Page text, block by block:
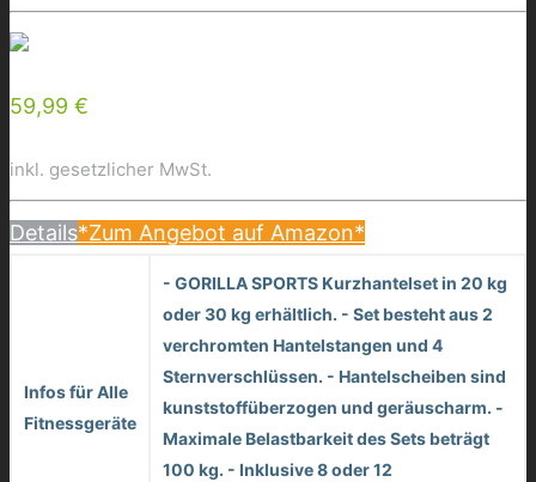
59,99 €
inkl. gesetzlicher MwSt.
Details*Zum Angebot auf Amazon*
Infos für Alle
Fitnessgeräte
- GORILLA SPORTS Kurzhantelset in 20 kg
oder 30 kg erhältlich. - Set besteht aus 2
verchromten Hantelstangen und 4
Sternverschlüssen. - Hantelscheiben sind
kunststoffüberzogen und geräuscharm. -
Maximale Belastbarkeit des Sets beträgt
100 kg. - Inklusive 8 oder 12